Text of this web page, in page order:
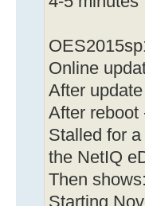
Online
After
After reboot
Stalled for
the NetIQ
Then shows: